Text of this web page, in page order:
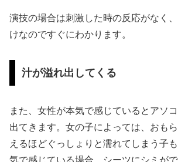
演技の場合は刺激した時の反応がなく
けなのですぐにわかります。
汁が溢れ出してくる
また、女性が本気で感じているとアソ
出てきます。女の子によっては、おも
えるほどぐっしょりと濡れてしまう子
気で感じている場合、シーツにシミが